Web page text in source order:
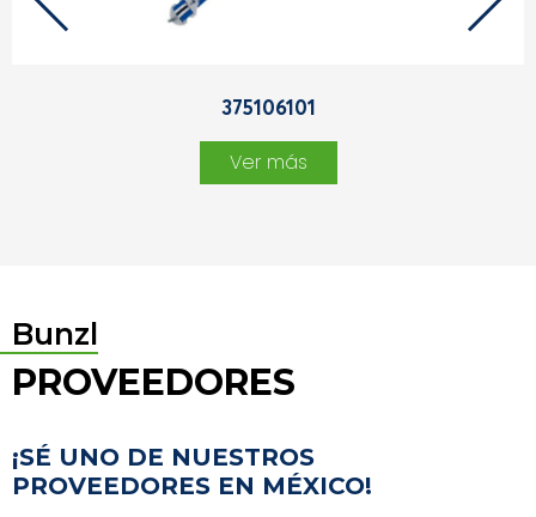
375106101
Ver más
Bunzl
PROVEEDORES
¡SÉ UNO DE NUESTROS
PROVEEDORES EN MÉXICO!